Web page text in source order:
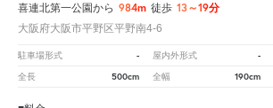
喜連北第一公園から 984m 徒歩 13～19分
大阪府大阪市平野区平野南4-6
駐車場形式 - 屋内外形式 -
全長 500cm 全幅 190cm